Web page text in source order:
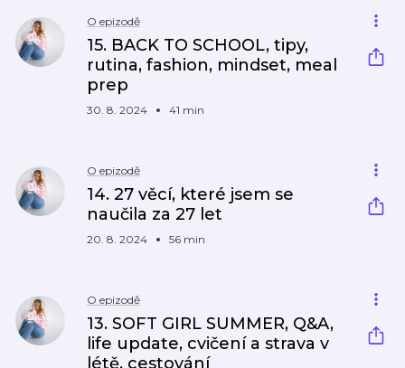
O epizodě
15. BACK TO SCHOOL, tipy,
rutina, fashion, mindset, meal
prep
30. 8. 2024 41 min
O epizodě
14. 27 věcí, které jsem se
naučila za 27 let
20. 8. 2024 56 min
O epizodě
13. SOFT GIRL SUMMER, Q&A,
life update, cvičení a strava v
létě, cestování